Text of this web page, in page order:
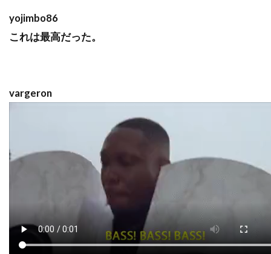
yojimbo86
これは最高だった。
vargeron